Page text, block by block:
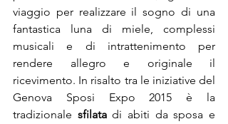
viaggio per realizzare il sogno di una
fantastica luna di miele, complessi
musicali e di intrattenimento per
rendere allegro e originale il
ricevimento. In risalto tra le iniziative del
Genova Sposi Expo 2015 è la
tradizionale sfilata di abiti da sposa e